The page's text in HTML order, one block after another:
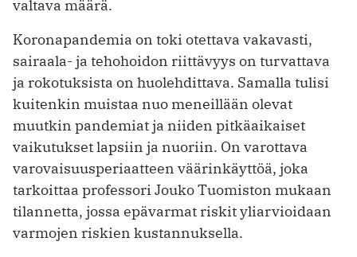
valtava määrä.
Koronapandemia on toki otettava vakavasti,
sairaala- ja tehohoidon riittävyys on turvattava
ja rokotuksista on huolehdittava. Samalla tulisi
kuitenkin muistaa nuo meneillään olevat
muutkin pandemiat ja niiden pitkäaikaiset
vaikutukset lapsiin ja nuoriin. On varottava
varovaisuusperiaatteen väärinkäyttöä, joka
tarkoittaa professori Jouko Tuomiston mukaan
tilannetta, jossa epävarmat riskit yliarvioidaan
varmojen riskien kustannuksella.